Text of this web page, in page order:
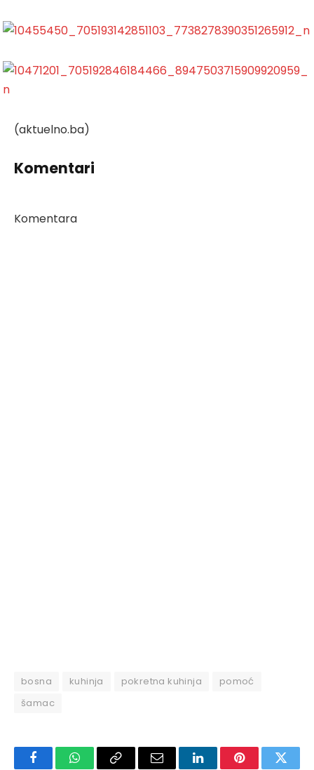
(aktuelno.ba)
Komentari
Komentara
bosna kuhinja pokretna kuhinja
pomoć
šamac